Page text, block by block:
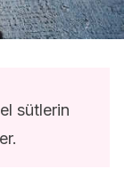
sütlerin